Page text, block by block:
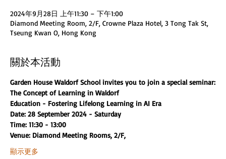
2024年9月28日 上午11:30 – 下午1:00
Diamond Meeting Room, 2/F, Crowne Plaza Hotel, 3 Tong Tak St,
Tseung Kwan O, Hong Kong
關於本活動
Garden House Waldorf School invites you to join a special seminar:
The Concept of Learning in Waldorf
Education - Fostering Lifelong Learning in AI Era
Date: 28 September 2024 - Saturday
Time: 11:30 - 13:00
Venue: Diamond Meeting Rooms, 2/F,
顯示更多